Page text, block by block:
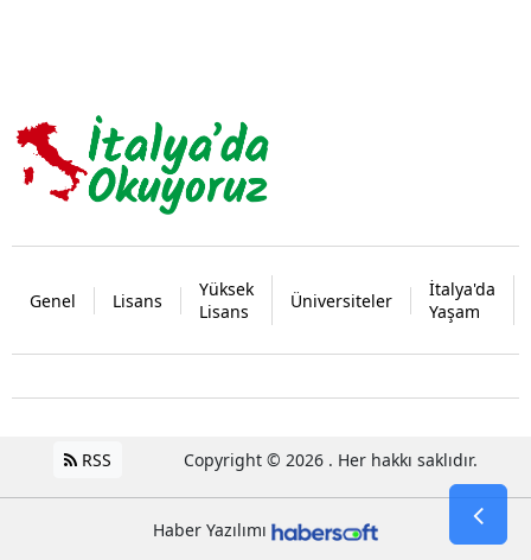
Genel Lisans
Yüksek
Lisans
Üniversiteler
İtalya'da
Yaşam
RSS Copyright © 2026 . Her hakkı saklıdır.
Haber Yazılımı